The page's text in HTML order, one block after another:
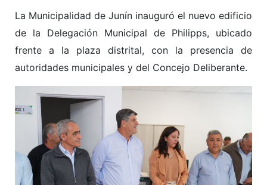
La Municipalidad de Junín inauguró el nuevo edificio
de la Delegación Municipal de Philipps, ubicado
frente a la plaza distrital, con la presencia de
autoridades municipales y del Concejo Deliberante.